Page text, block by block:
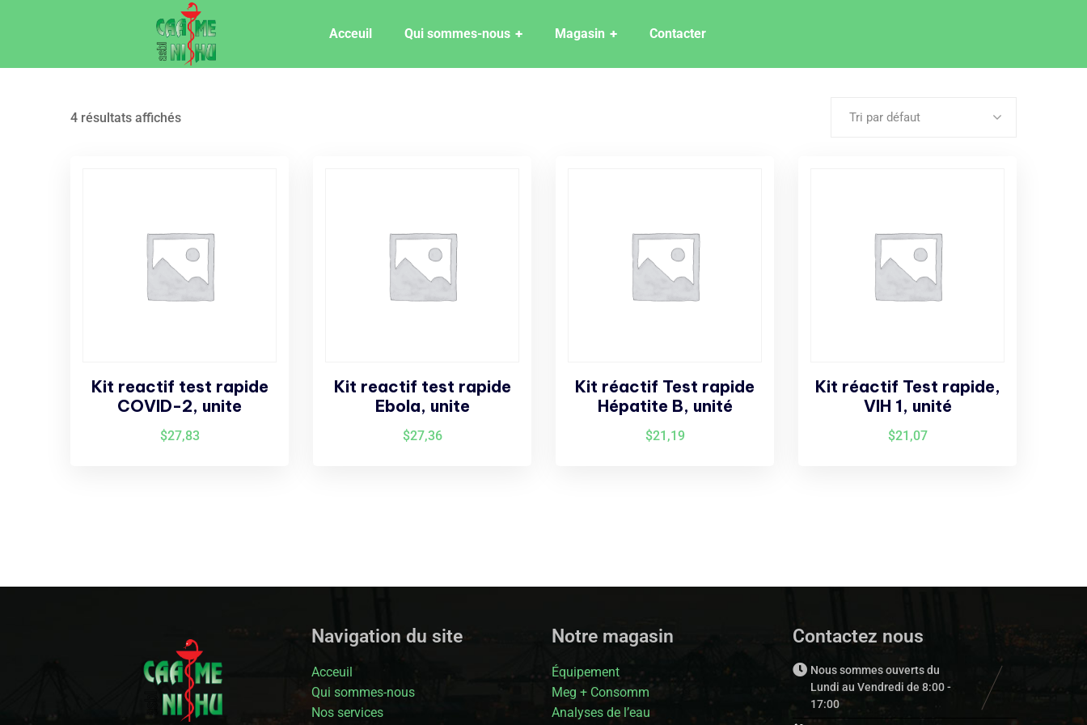
Acceuil Qui sommes-nous Magasin Contacter
4 résultats affichés Tri par défaut
Kit reactif test rapide
COVID-2, unite
$27,83
Kit reactif test rapide
Ebola, unite
$27,36
Kit réactif Test rapide
Hépatite B, unité
$21,19
Kit réactif Test rapide,
VIH 1, unité
$21,07
Navigation du site
Acceuil
Qui sommes-nous
Nos services
Notre magasin
Équipement
Meg + Consomm
Analyses de l’eau
Contactez nous
Nous sommes ouverts du
Lundi au Vendredi de 8:00 -
17:00